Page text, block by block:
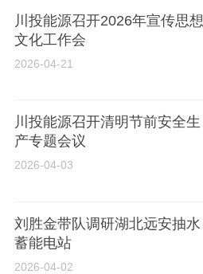
川投能源召开2026年宣传思想
文化工作会
2026-04-21
川投能源召开清明节前安全生
产专题会议
2026-04-03
刘胜金带队调研湖北远安抽水
蓄能电站
2026-04-02